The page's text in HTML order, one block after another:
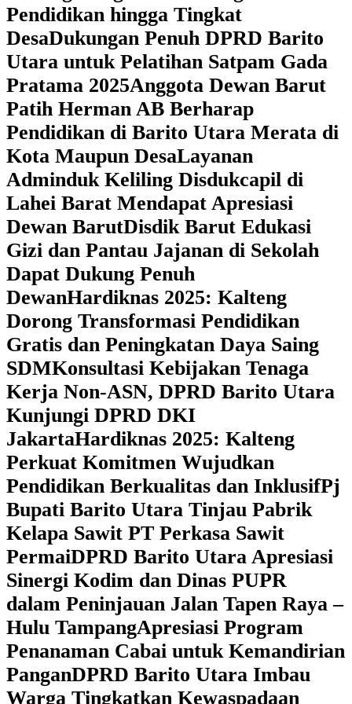
Pendidikan hingga Tingkat
DesaDukungan Penuh DPRD Barito
Utara untuk Pelatihan Satpam Gada
Pratama 2025Anggota Dewan Barut
Patih Herman AB Berharap
Pendidikan di Barito Utara Merata di
Kota Maupun DesaLayanan
Adminduk Keliling Disdukcapil di
Lahei Barat Mendapat Apresiasi
Dewan BarutDisdik Barut Edukasi
Gizi dan Pantau Jajanan di Sekolah
Dapat Dukung Penuh
DewanHardiknas 2025: Kalteng
Dorong Transformasi Pendidikan
Gratis dan Peningkatan Daya Saing
SDMKonsultasi Kebijakan Tenaga
Kerja Non-ASN, DPRD Barito Utara
Kunjungi DPRD DKI
JakartaHardiknas 2025: Kalteng
Perkuat Komitmen Wujudkan
Pendidikan Berkualitas dan InklusifPj
Bupati Barito Utara Tinjau Pabrik
Kelapa Sawit PT Perkasa Sawit
PermaiDPRD Barito Utara Apresiasi
Sinergi Kodim dan Dinas PUPR
dalam Peninjauan Jalan Tapen Raya –
Hulu TampangApresiasi Program
Penanaman Cabai untuk Kemandirian
PanganDPRD Barito Utara Imbau
Warga Tingkatkan Kewaspadaan